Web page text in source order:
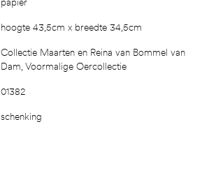
hoogte 43,5cm x breedte 34,5cm
Collectie Maarten en Reina van Bommel van
Dam, Voormalige Oercollectie
01382
schenking